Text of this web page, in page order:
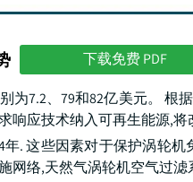
下载免费 PDF
为7.2、79和82亿美元。
应技术纳入可再生能源,将
年. 这些因素对于保护涡轮
络,天然气涡轮机空气过滤